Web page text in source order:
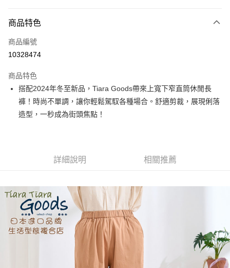
信用卡一次付款
超商取貨付款
Apple Pay
街口支付
相關說明
【關於「AFTEE先享後付」】
AFTEE先享後付是「在收到商品之後才付款」的支付方式。 讓您購物簡單
便利好安心！
１．簡單：不需註冊會員、不需綁卡、不需儲值。
２．便利：只要手機號碼，簡訊認證，即可結帳。
３．安心：先確認商品／服務後，再付款。
ATM付款
商品特色
商品編號
10328474
商品特色
搭配2024年冬至新品，Tiara Goods帶來上寬下窄直筒休閒長
褲！時尚不單調，讓你輕鬆駕馭各種場合。舒適剪裁，展現俐落
造型，一秒成為街頭焦點！
詳細說明 相關推薦